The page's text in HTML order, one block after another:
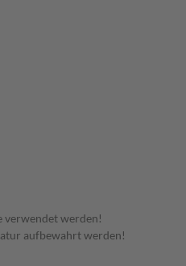
verwendet werden!
aufbewahrt werden!